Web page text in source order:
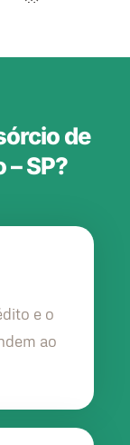
de
SP?
e o
ao